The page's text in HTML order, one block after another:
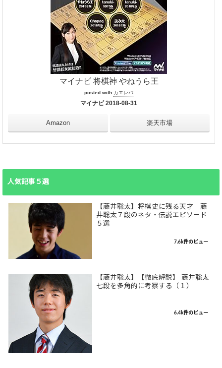
マイナビ 将棋神 やねうら王
posted with カエレバ
マイナビ 2018-08-31
Amazon 楽天市場
人気記事５選
【藤井聡太】将棋史に残る天才 藤
井聡太７段のネタ・伝説エピソード
５選
7.6k件のビュー
【藤井聡太】【徹底解説】 藤井聡太
七段を多角的に考察する（１）
6.4k件のビュー